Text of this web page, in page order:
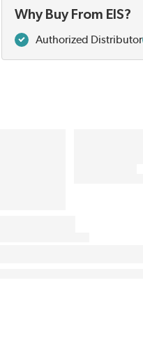
Why Buy From EIS?
Authorized Distributor